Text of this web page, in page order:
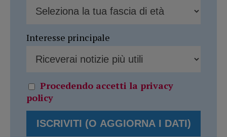
Interesse principale
Procedendo accetti la privacy
policy